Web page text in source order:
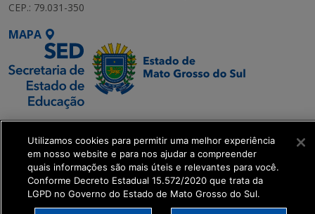
CEP.: 79.031-350
MAPA
SETDIG | Secretaria-
Executiva de
Transformação Digital
get_footer();
Utilizamos cookies para permitir uma melhor experiência
em nosso website e para nos ajudar a compreender
quais informações são mais úteis e relevantes para você.
Conforme Decreto Estadual 15.572/2020 que trata da
LGPD no Governo do Estado de Mato Grosso do Sul.